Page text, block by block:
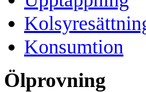
Konsumtion
Ölprovning